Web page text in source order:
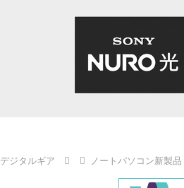
デジタルギア ノートパソコン新製